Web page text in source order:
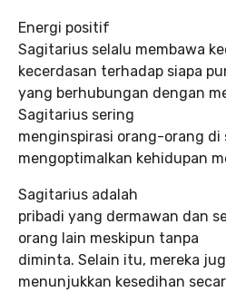
Energi positif
Sagitarius selalu membawa
kecerdasan terhadap siapa
yang berhubungan dengan
Sagitarius sering
menginspirasi orang-orang
mengoptimalkan kehidupan
Sagitarius adalah
pribadi yang dermawan dan
orang lain meskipun tanpa
diminta. Selain itu, mereka
menunjukkan kesedihan